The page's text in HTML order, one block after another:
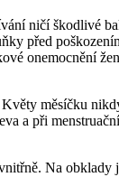
ničí škodlivé
před
onemocnění
měsíčku
a při
Na obklady